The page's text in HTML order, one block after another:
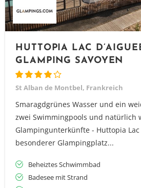
HUTTOPIA LAC
GLAMPING SAVOYEN
St Alban de Montbel, Frankreich
Smaragdgrünes Wasser und ein
zwei Swimmingpools und natürlich
Glampingunterkünfte - Huttopia
besonderer Glampingplatz...
Beheiztes Schwimmbad
Badesee mit Strand